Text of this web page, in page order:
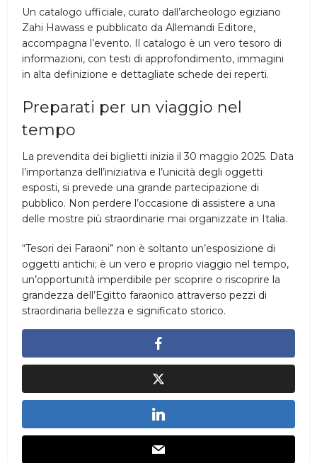
Un catalogo ufficiale, curato dall’archeologo egiziano
Zahi Hawass e pubblicato da Allemandi Editore,
accompagna l’evento. Il catalogo è un vero tesoro di
informazioni, con testi di approfondimento, immagini
in alta definizione e dettagliate schede dei reperti.
Preparati per un viaggio nel
tempo
La prevendita dei biglietti inizia il 30 maggio 2025. Data
l’importanza dell’iniziativa e l’unicità degli oggetti
esposti, si prevede una grande partecipazione di
pubblico. Non perdere l’occasione di assistere a una
delle mostre più straordinarie mai organizzate in Italia.
“Tesori dei Faraoni” non è soltanto un’esposizione di
oggetti antichi; è un vero e proprio viaggio nel tempo,
un’opportunità imperdibile per scoprire o riscoprire la
grandezza dell’Egitto faraonico attraverso pezzi di
straordinaria bellezza e significato storico.